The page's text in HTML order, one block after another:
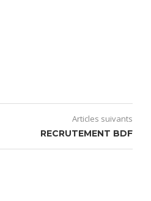
Articles suivants
RECRUTEMENT BDF